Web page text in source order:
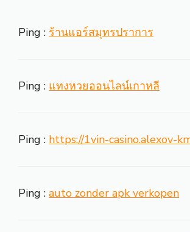
Ping : ร้านแอร์สมุทรปราการ
Ping : แทงหวยออนไลน์เกาหลี
Ping : https://1vin-casino.alexov-
Ping : auto zonder apk verkopen